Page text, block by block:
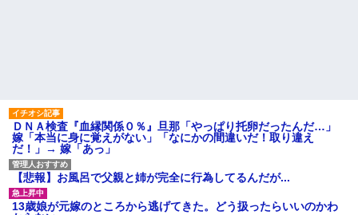
のお茶？」彼「ちっ！」私「」
【GIF】JSのカンチョーワロ
タ
後続車にクラクションを鳴ら
され彼氏が逆切れ。「何クラク
ション鳴らしてんだ！降りてこ
いよ！」と怒鳴りだし...
【衝撃】報酬100万円超の治験
ＤＮＡ検査『血縁関係０％』旦那「やっぱり托卵だったんだ…」
嫁「本当に身に覚えがない」「なにかの間違いだ！取り違え
だ！」→ 嫁「あっ」
【悲報】お風呂で父親と姉が完全に行為してるんだが...
13歳娘が元嫁のところから逃げてきた。どう扱ったらいいのかわ